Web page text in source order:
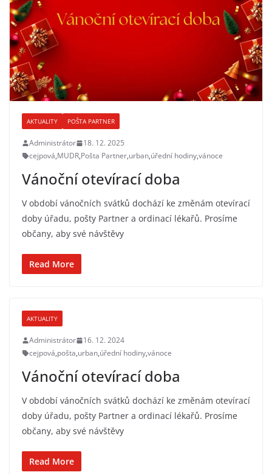
AKTUALITY POŠTA PARTNER
Administrátor
18. 12. 2025
cejpová,MUDR,Pošta Partner,urban,úřední hodiny,vánoce
Vánoční otevírací doba
V období vánočních svátků dochází ke změnám otevírací
doby úřadu, pošty Partner a ordinací lékařů. Prosíme
občany, aby své návštěvy
Read More
AKTUALITY
Administrátor
16. 12. 2024
cejpová,pošta,urban,úřední hodiny,vánoce
Vánoční otevírací doba
V období vánočních svátků dochází ke změnám otevírací
doby úřadu, pošty Partner a ordinací lékařů. Prosíme
občany, aby své návštěvy
Read More